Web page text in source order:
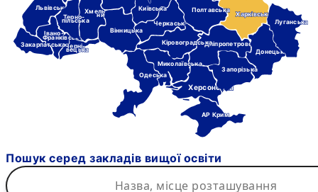
Черкаська
Черні-
вецька
Дніпропетровська
Донецька
Івано-
Франківська
Харківська
Херсонська
Хмель-
ницька
Кіровоградська
АР Крим
Київська
Луганська
Львівська
Миколаївська
Одеська
Полтавська
Терно-
пільська
Вінницька
Закарпатська
Запорізька
Пошук серед закладів вищої освіти